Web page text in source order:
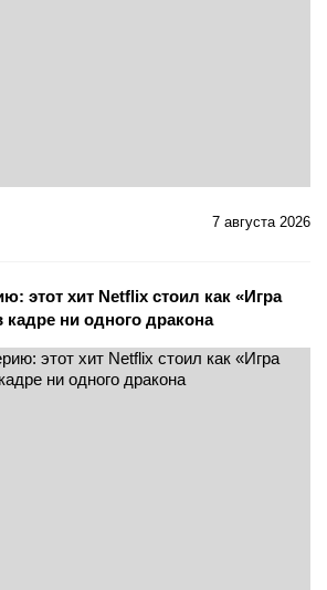
7 августа 2026
этот хит Netflix стоил как «Игра
ни одного дракона